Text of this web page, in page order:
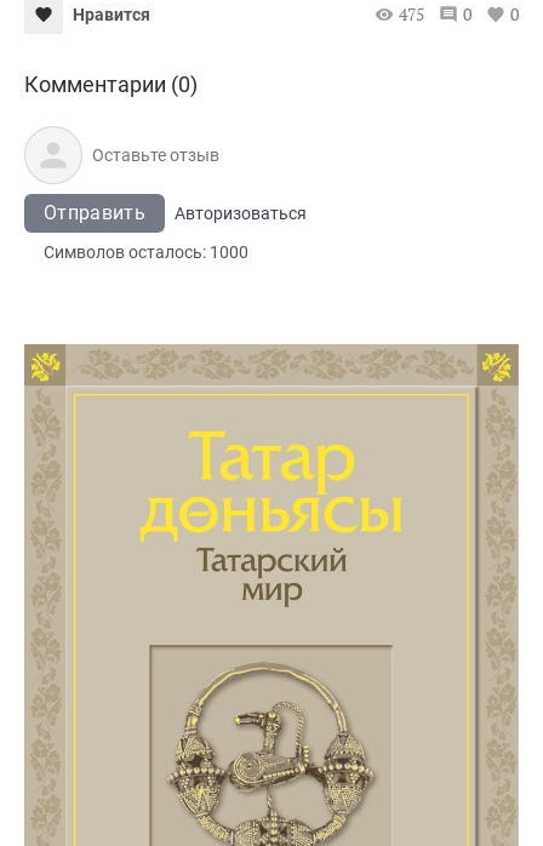
Нравится 475 0 0
Комментарии (0)
Отправить
Авторизоваться
Символов осталось: 1000